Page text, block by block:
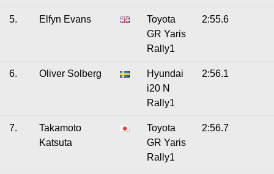
5. Elfyn Evans
Toyota
GR Yaris
Rally1
2:55.6
6. Oliver Solberg
Hyundai
i20 N
Rally1
2:56.1
7.
Takamoto
Katsuta
Toyota
GR Yaris
Rally1
2:56.7